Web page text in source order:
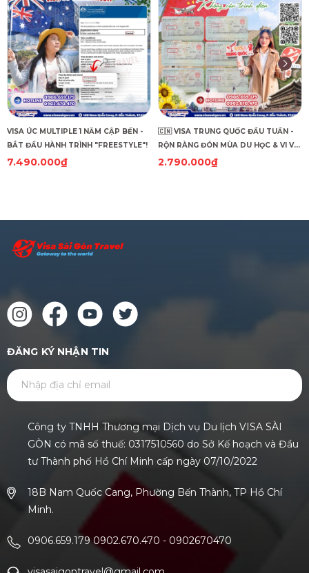
VISA ÚC MULTIPLE 1 NĂM CẬP BẾN -
BẮT ĐẦU HÀNH TRÌNH "FREESTYLE"!
7.490.000₫
🇨🇳 VISA TRUNG QUỐC ĐẦU TUẦN -
RỘN RÀNG ĐÓN MÙA DU HỌC & VI VU
DU LỊCH! 🇨🇳
2.790.000₫
ĐĂNG KÝ NHẬN TIN
Công ty TNHH Thương mại Dịch vụ Du lịch VISA SÀI
GÒN có mã số thuế: 0317510560 do Sở Kế hoạch và Đầu
tư Thành phố Hồ Chí Minh cấp ngày 07/10/2022
18B Nam Quốc Cang, Phường Bến Thành, TP Hồ Chí
Minh.
0906.659.179 0902.670.470 - 0902670470